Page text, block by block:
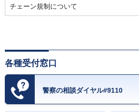
チェーン規制について
各種受付窓口
警察の相談ダイヤル#9110